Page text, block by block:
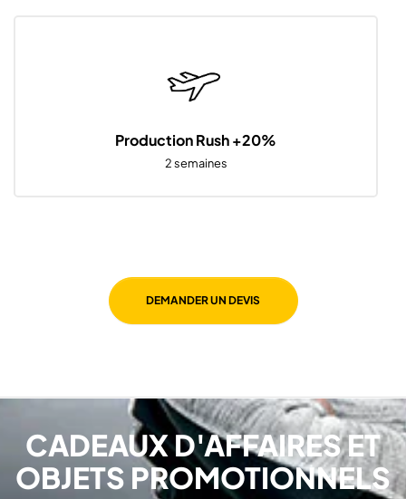
Production Rush +20%
2 semaines
DEMANDER UN DEVIS
CADEAUX D'AFFAIRES ET
OBJETS PROMOTIONNELS